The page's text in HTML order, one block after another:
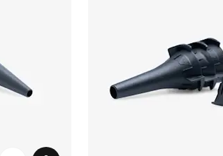
ADC on saanut ISO-
ja